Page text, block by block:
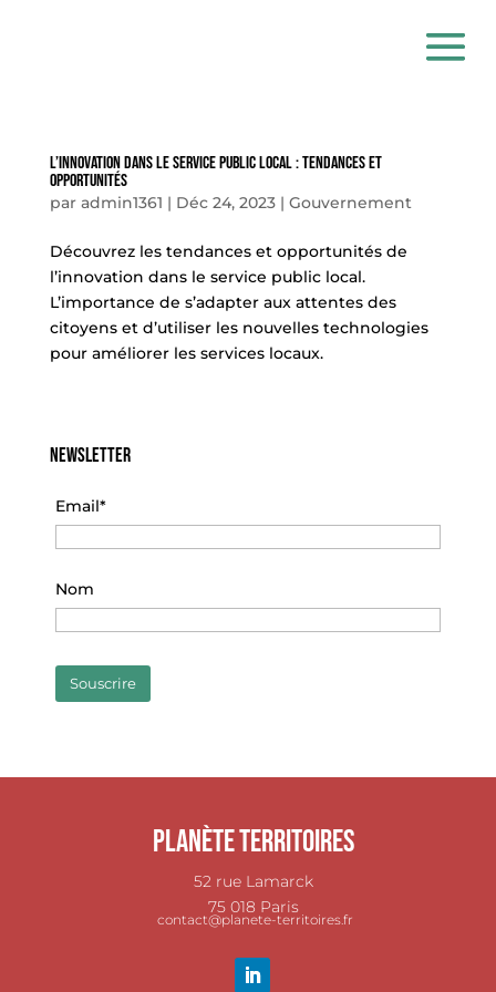
L’Innovation Dans Le Service Public Local : Tendances Et
Opportunités
par admin1361 | Déc 24, 2023| Gouvernement
Découvrez les tendances et opportunités de
l’innovation dans le service public local.
L’importance de s’adapter aux attentes des
citoyens et d’utiliser les nouvelles technologies
pour améliorer les services locaux.
Newsletter
Email*
Nom
Planète Territoires
52 rue Lamarck
75 018 Paris
contact@planete-territoires.fr